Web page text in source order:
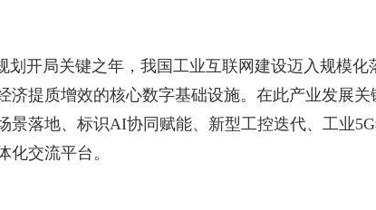
划开局关键之年，我国工业互联网建设迈入规模
济提质增效的核心数字基础设施。在此产业发展
景落地、标识AI协同赋能、新型工控迭代、工业
化交流平台。